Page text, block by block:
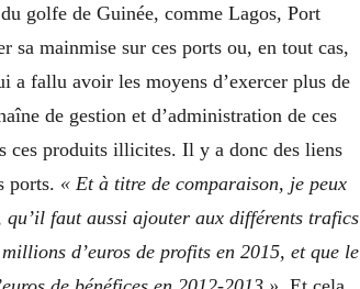
golfe de Guinée, comme Lagos, Port
sa mainmise sur ces ports ou, en tout cas,
fallu avoir les moyens d’exercer plus de
de gestion et d’administration de ces
ces produits illicites. Il y a donc des liens
ports. « Et à titre de comparaison, je peux
faut aussi ajouter aux différents trafics
d’euros de profits en 2015, et que le